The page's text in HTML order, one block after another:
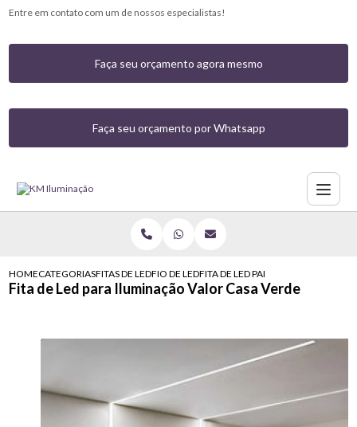
Entre em contato com um de nossos especialistas!
Faça seu orçamento agora mesmo
Faça seu orçamento por Whatsapp
HOMECATEGORIASFITAS DE LEDFIO DE LEDFITA DE LED PARA ILUMINACAO
Fita de Led para Iluminação Valor Casa Verde